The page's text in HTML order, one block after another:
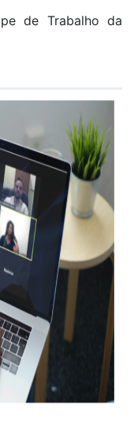
de Trabalho da